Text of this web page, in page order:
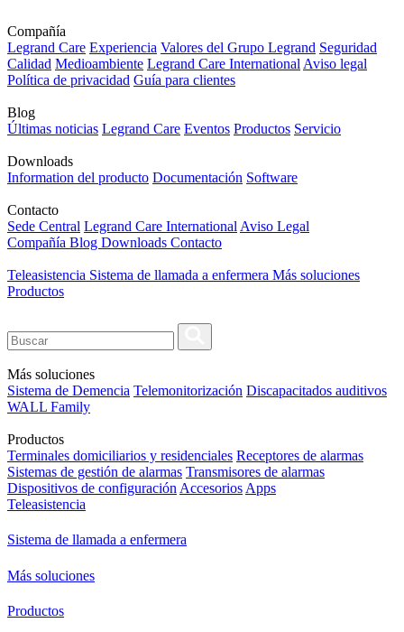
Compañía
Legrand Care Experiencia Valores del Grupo Legrand Seguridad
Calidad Medioambiente Legrand Care International Aviso legal
Política de privacidad Guía para clientes
Blog
Últimas noticias Legrand Care Eventos Productos Servicio
Downloads
Information del producto Documentación Software
Contacto
Sede Central Legrand Care International Aviso Legal
Compañía Blog Downloads Contacto
Teleasistencia Sistema de llamada a enfermera Más soluciones
Productos
Más soluciones
Sistema de Demencia Telemonitorización Discapacitados auditivos
WALL Family
Productos
Terminales domiciliarios y residenciales Receptores de alarmas
Sistemas de gestión de alarmas Transmisores de alarmas
Dispositivos de configuración Accesorios Apps
Teleasistencia
Sistema de llamada a enfermera
Más soluciones
Productos